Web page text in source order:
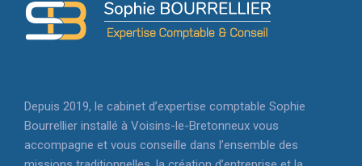
Depuis 2019, le cabinet d’expertise comptable Sophie
Bourrellier installé à Voisins-le-Bretonneux vous
accompagne et vous conseille dans l’ensemble des